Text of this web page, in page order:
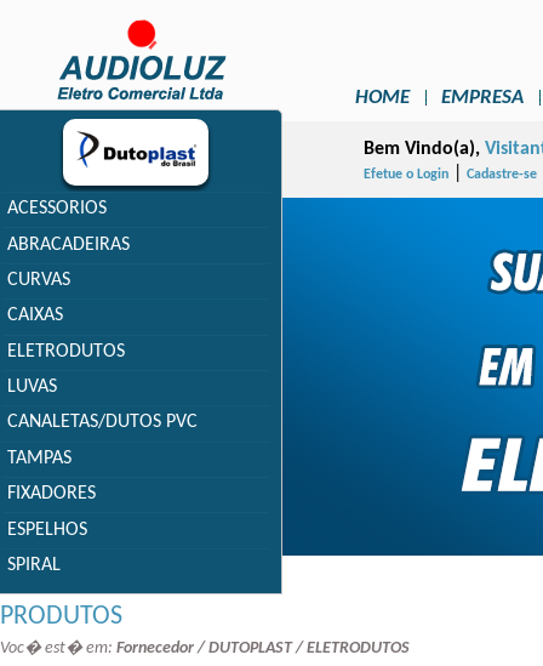
HOME EMPRESA
Bem Vindo(a),
Efetue o Login Cadastre-se
ACESSORIOS
ABRACADEIRAS
CURVAS
CAIXAS
ELETRODUTOS
LUVAS
CANALETAS/DUTOS PVC
TAMPAS
FIXADORES
ESPELHOS
SPIRAL
PRODUTOS
Voc� est� em: Fornecedor / DUTOPLAST / ELETRODUTOS